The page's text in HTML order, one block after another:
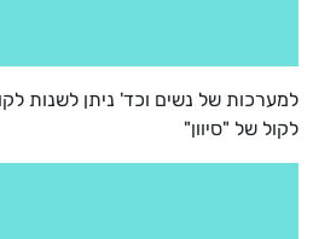
למערכות של נשים וכד' ניתן לשנות
לקול של "סיוון"